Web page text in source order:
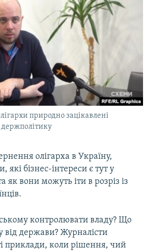
природно зацікавлені
олігарха в Україну,
бізнес-інтереси є тут у
як вони можуть іти в розріз із
контролювати владу? Що
від держави? Журналісти
приклади, коли рішення, чий